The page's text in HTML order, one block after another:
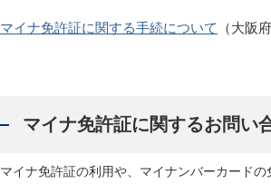
マイナ免許証に関する手続について （大阪
マイナ免許証に関するお問い
マイナ免許証の利用や、マイナンバーカード